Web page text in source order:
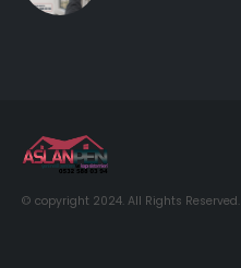
© copyright 2024. All Rights Reserved.